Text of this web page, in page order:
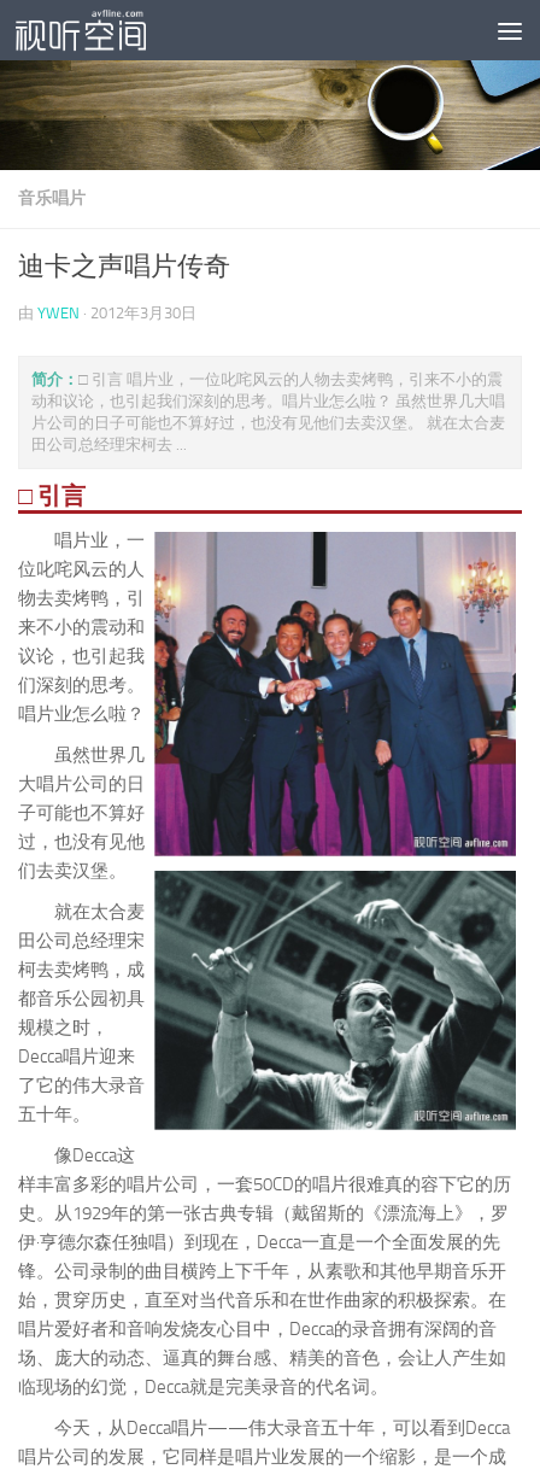
跳至内容
音乐唱片
迪卡之声唱片传奇
由 YWEN · 2012年3月30日
简介： □ 引言 唱片业，一位叱咤风云的人物去卖烤鸭，引来不小的震
动和议论，也引起我们深刻的思考。唱片业怎么啦？ 虽然世界几大唱
片公司的日子可能也不算好过，也没有见他们去卖汉堡。 就在太合麦
田公司总经理宋柯去 ...
□ 引言
唱片业，一
位叱咤风云的人
物去卖烤鸭，引
来不小的震动和
议论，也引起我
们深刻的思考。
唱片业怎么啦？
虽然世界几
大唱片公司的日
子可能也不算好
过，也没有见他
们去卖汉堡。
就在太合麦
田公司总经理宋
柯去卖烤鸭，成
都音乐公园初具
规模之时，
Decca唱片迎来
了它的伟大录音
五十年。
像Decca这
样丰富多彩的唱片公司，一套50CD的唱片很难真的容下它的历
史。从1929年的第一张古典专辑（戴留斯的《漂流海上》，罗
伊·亨德尔森任独唱）到现在，Decca一直是一个全面发展的先
锋。公司录制的曲目横跨上下千年，从素歌和其他早期音乐开
始，贯穿历史，直至对当代音乐和在世作曲家的积极探索。在
唱片爱好者和音响发烧友心目中，Decca的录音拥有深阔的音
场、庞大的动态、逼真的舞台感、精美的音色，会让人产生如
临现场的幻觉，Decca就是完美录音的代名词。
今天，从Decca唱片——伟大录音五十年，可以看到Decca
唱片公司的发展，它同样是唱片业发展的一个缩影，是一个成